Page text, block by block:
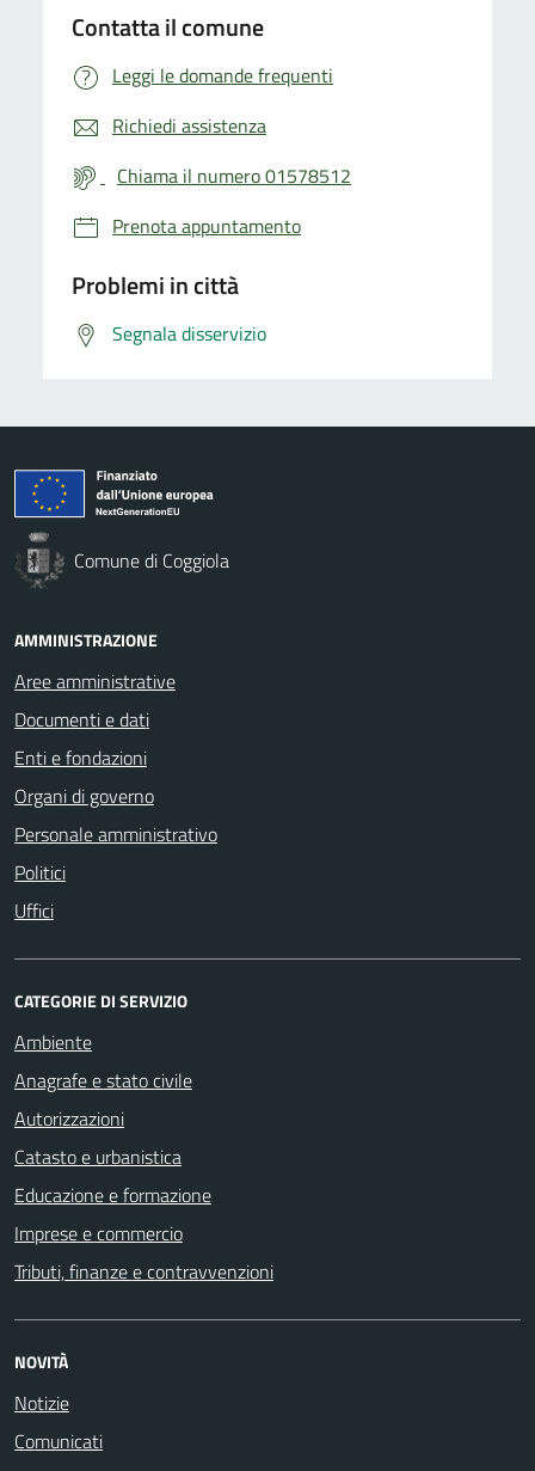
Contatta il comune
Leggi le domande frequenti
Richiedi assistenza
Chiama il numero 01578512
Prenota appuntamento
Problemi in città
Segnala disservizio
Comune di Coggiola
AMMINISTRAZIONE
Aree amministrative
Documenti e dati
Enti e fondazioni
Organi di governo
Personale amministrativo
Politici
Uffici
CATEGORIE DI SERVIZIO
Ambiente
Anagrafe e stato civile
Autorizzazioni
Catasto e urbanistica
Educazione e formazione
Imprese e commercio
Tributi, finanze e contravvenzioni
NOVITÀ
Notizie
Comunicati